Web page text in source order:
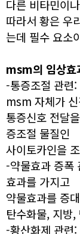
다른 비타민이
따라서 황은 우
는데 필수 요소
msm의 임상효
-통증조절 관련
msm 자체가
통증신호 전달
증조절 물질인
사이토카인을
-약물효과 증폭
효과를 가지고
약물효과를 증
탄수화물, 지방
-황산화제 관련